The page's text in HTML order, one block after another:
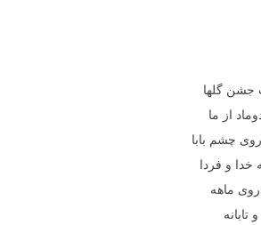
جشن گلها
از ما
چشم بابا
و فردا
ماهه